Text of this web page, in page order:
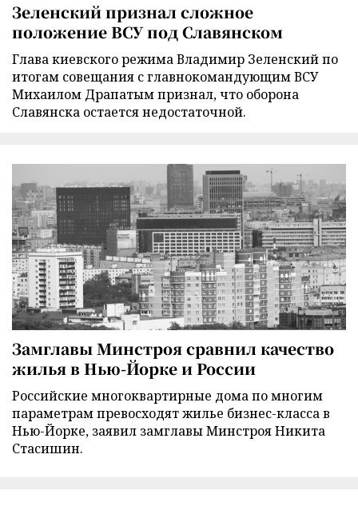
Зеленский признал сложное
положение ВСУ под Славянском
Глава киевского режима Владимир Зеленский по
итогам совещания с главнокомандующим ВСУ
Михаилом Драпатым признал, что оборона
Славянска остается недостаточной.
Замглавы Минстроя сравнил качество
жилья в Нью-Йорке и России
Российские многоквартирные дома по многим
параметрам превосходят жилье бизнес-класса в
Нью-Йорке, заявил замглавы Минстроя Никита
Стасишин.